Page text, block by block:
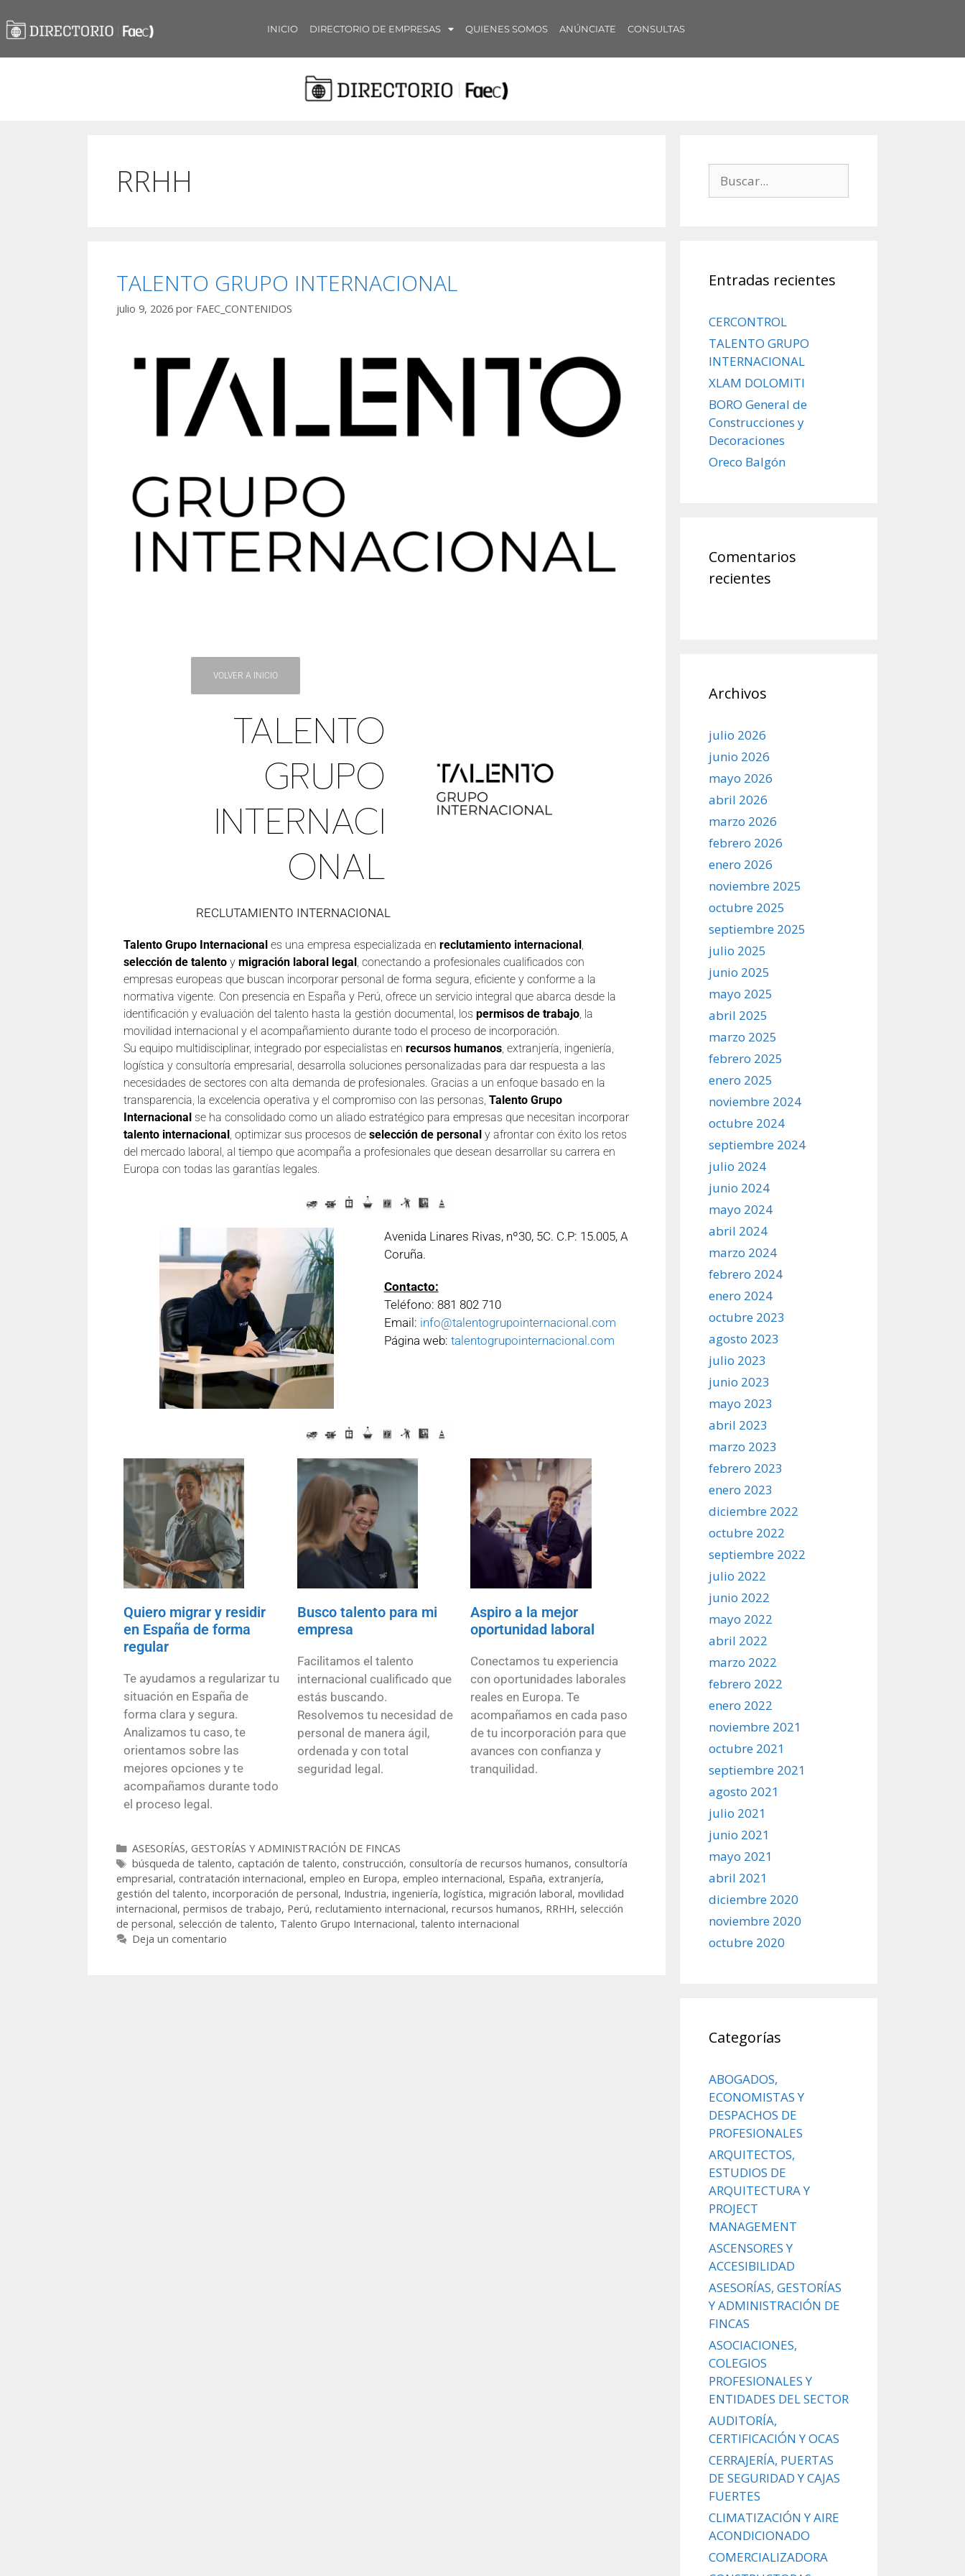
INICIO DIRECTORIO DE EMPRESAS QUIENES SOMOS ANÚNCIATE CONSULTAS
RRHH
TALENTO GRUPO INTERNACIONAL
julio 9, 2026 por FAEC_CONTENIDOS
VOLVER A INICIO
TALENTO
GRUPO
INTERNACI
ONAL
RECLUTAMIENTO INTERNACIONAL
Talento Grupo Internacional es una empresa especializada en reclutamiento internacional
selección de talento y migración laboral legal , conectando a profesionales cualificados con
empresas europeas que buscan incorporar personal de forma segura, eficiente y conforme a la
normativa vigente. Con presencia en España y Perú, ofrece un servicio integral que abarca desde la
identificación y evaluación del talento hasta la gestión documental, los permisos de trabajo , la
movilidad internacional y el acompañamiento durante todo el proceso de incorporación.
Su equipo multidisciplinar, integrado por especialistas en recursos humanos , extranjería, ingeniería,
logística y consultoría empresarial, desarrolla soluciones personalizadas para dar respuesta a las
necesidades de sectores con alta demanda de profesionales. Gracias a un enfoque basado en la
transparencia, la excelencia operativa y el compromiso con las personas, Talento Grupo
Internacional se ha consolidado como un aliado estratégico para empresas que necesitan incorporar
talento internacional , optimizar sus procesos de selección de personal y afrontar con éxito los retos
del mercado laboral, al tiempo que acompaña a profesionales que desean desarrollar su carrera en
Europa con todas las garantías legales.
Avenida Linares Rivas, nº30, 5C. C.P: 15.005, A
Coruña.
Contacto:
Teléfono: 881 802 710
Email: info@talentogrupointernacional.com
Página web: talentogrupointernacional.com
Quiero migrar y residir
en España de forma
regular
Te ayudamos a regularizar tu
situación en España de
forma clara y segura.
Analizamos tu caso, te
orientamos sobre las
mejores opciones y te
acompañamos durante todo
el proceso legal.
Busco talento para mi
empresa
Facilitamos el talento
internacional cualificado que
estás buscando.
Resolvemos tu necesidad de
personal de manera ágil,
ordenada y con total
seguridad legal.
Aspiro a la mejor
oportunidad laboral
Conectamos tu experiencia
con oportunidades laborales
reales en Europa. Te
acompañamos en cada paso
de tu incorporación para que
avances con confianza y
tranquilidad.
ASESORÍAS, GESTORÍAS Y ADMINISTRACIÓN DE FINCAS
búsqueda de talento, captación de talento, construcción, consultoría de recursos humanos, consultoría
empresarial, contratación internacional, empleo en Europa, empleo internacional, España, extranjería,
gestión del talento, incorporación de personal, Industria, ingeniería, logística, migración laboral, movilidad
internacional, permisos de trabajo, Perú, reclutamiento internacional, recursos humanos, RRHH, selección
de personal, selección de talento, Talento Grupo Internacional, talento internacional
Deja un comentario
Entradas recientes
CERCONTROL
TALENTO GRUPO
INTERNACIONAL
XLAM DOLOMITI
BORO General de
Construcciones y
Decoraciones
Oreco Balgón
Comentarios
recientes
Archivos
julio 2026
junio 2026
mayo 2026
abril 2026
marzo 2026
febrero 2026
enero 2026
noviembre 2025
octubre 2025
septiembre 2025
julio 2025
junio 2025
mayo 2025
abril 2025
marzo 2025
febrero 2025
enero 2025
noviembre 2024
octubre 2024
septiembre 2024
julio 2024
junio 2024
mayo 2024
abril 2024
marzo 2024
febrero 2024
enero 2024
octubre 2023
agosto 2023
julio 2023
junio 2023
mayo 2023
abril 2023
marzo 2023
febrero 2023
enero 2023
diciembre 2022
octubre 2022
septiembre 2022
julio 2022
junio 2022
mayo 2022
abril 2022
marzo 2022
febrero 2022
enero 2022
noviembre 2021
octubre 2021
septiembre 2021
agosto 2021
julio 2021
junio 2021
mayo 2021
abril 2021
diciembre 2020
noviembre 2020
octubre 2020
Categorías
ABOGADOS,
ECONOMISTAS Y
DESPACHOS DE
PROFESIONALES
ARQUITECTOS,
ESTUDIOS DE
ARQUITECTURA Y
PROJECT
MANAGEMENT
ASCENSORES Y
ACCESIBILIDAD
ASESORÍAS, GESTORÍAS
Y ADMINISTRACIÓN DE
FINCAS
ASOCIACIONES,
COLEGIOS
PROFESIONALES Y
ENTIDADES DEL SECTOR
AUDITORÍA,
CERTIFICACIÓN Y OCAS
CERRAJERÍA, PUERTAS
DE SEGURIDAD Y CAJAS
FUERTES
CLIMATIZACIÓN Y AIRE
ACONDICIONADO
COMERCIALIZADORA